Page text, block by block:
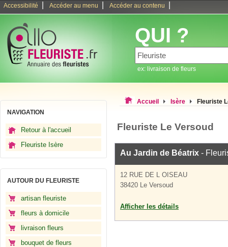
Accessibilité Accéder au menu Accéder au contenu
QUI ?
ex: livraison de fleurs
NAVIGATION
Retour à l'accueil
Fleuriste Isère
AUTOUR DU FLEURISTE
artisan fleuriste
fleurs à domicile
livraison fleurs
bouquet de fleurs
Accueil Isère Fleuriste
Fleuriste Le Versoud
Au Jardin de Béatrix -
12 RUE DE L OISEAU
38420 Le Versoud
Afficher les détails